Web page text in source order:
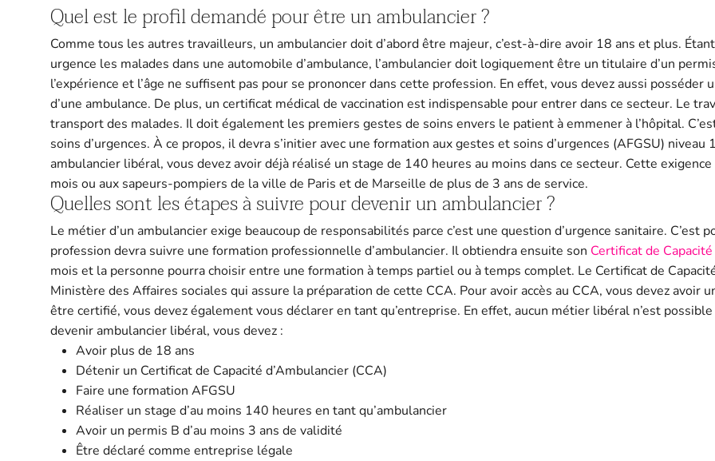
Quel est le profil demandé pour être un ambulancier ?
Comme tous les autres travailleurs, un ambulancier doit d’abord être majeur, c’est-à-dire avoir 18 ans et plus.
urgence les malades dans une automobile d’ambulance, l’ambulancier doit logiquement être un titulaire d’un
l’expérience et l’âge ne suffisent pas pour se prononcer dans cette profession. En effet, vous devez aussi
d’une ambulance. De plus, un certificat médical de vaccination est indispensable pour entrer dans ce secteur. Le
transport des malades. Il doit également les premiers gestes de soins envers le patient à emmener à l’hôpital.
soins d’urgences. À ce propos, il devra s’initier avec une formation aux gestes et soins d’urgences (AFGSU)
ambulancier libéral, vous devez avoir déjà réalisé un stage de 140 heures au moins dans ce secteur. Cette
mois ou aux sapeurs-pompiers de la ville de Paris et de Marseille de plus de 3 ans de service.
Quelles sont les étapes à suivre pour devenir un ambulancier ?
Le métier d’un ambulancier exige beaucoup de responsabilités parce c’est une question d’urgence sanitaire. C’est
profession devra suivre une formation professionnelle d’ambulancier. Il obtiendra ensuite son Certificat de
mois et la personne pourra choisir entre une formation à temps partiel ou à temps complet. Le Certificat de
Ministère des Affaires sociales qui assure la préparation de cette CCA. Pour avoir accès au CCA, vous devez avoir
être certifié, vous devez également vous déclarer en tant qu’entreprise. En effet, aucun métier libéral n’est
devenir ambulancier libéral, vous devez :
Avoir plus de 18 ans
Détenir un Certificat de Capacité d’Ambulancier (CCA)
Faire une formation AFGSU
Réaliser un stage d’au moins 140 heures en tant qu’ambulancier
Avoir un permis B d’au moins 3 ans de validité
Être déclaré comme entreprise légale